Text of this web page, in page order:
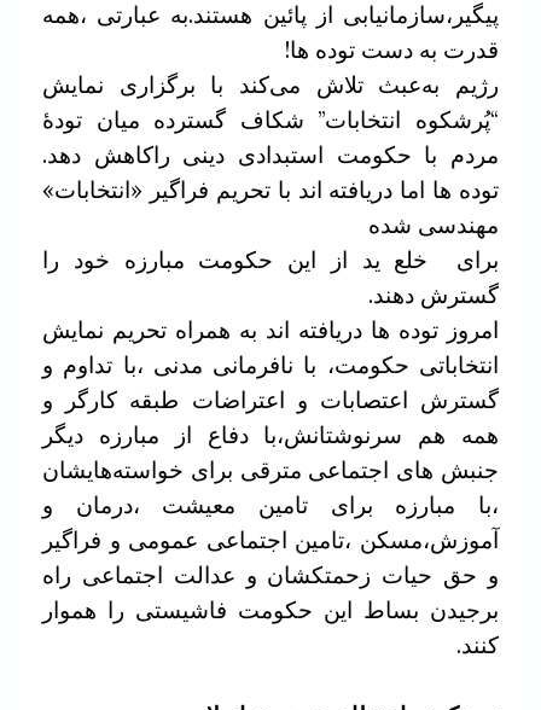
پیگیر،سازمانیابی از پائین هستند.به عبارتی ،همه
قدرت به دست توده ها!
رژیم به‌عبث تلاش می‌کند با برگزاری نمایش
“پُرشکوه انتخابات” شکاف گسترده میان تودۀ
مردم با حکومت استبدادی دینی راکاهش دهد.
توده ها اما دریافته اند با تحریم فراگیر «انتخابات»
مهندسی شده
برای خلع ید از این حکومت مبارزه خود را
گسترش دهند.
امروز توده ها دریافته اند به همراه تحریم نمایش
انتخاباتی حکومت، با نافرمانی مدنی ،با تداوم و
گسترش اعتصابات و اعتراضات طبقه کارگر و
همه هم سرنوشتانش،با دفاع از مبارزه دیگر
جنبش های اجتماعی مترقی برای خواسته‌هایشان
،با مبارزه برای تامین معیشت ،درمان و
آموزش،مسکن ،تامین اجتماعی عمومی و فراگیر
و حق حیات زحمتکشان و عدالت اجتماعی راه
برجیدن بساط این حکومت فاشیستی را هموار
کنند.